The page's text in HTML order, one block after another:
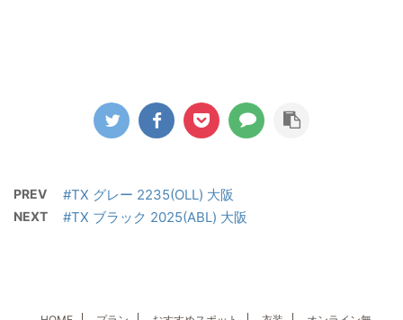
PREV #TX グレー 2235(OLL) 大阪
NEXT #TX ブラック 2025(ABL) 大阪